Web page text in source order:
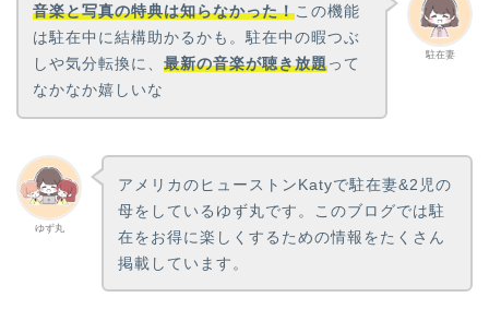
駐在妻
音楽と写真の特典は知らなかった！この機能
は駐在中に結構助かるかも。駐在中の暇つぶ
しや気分転換に、 最新の音楽が聴き放題って
なかなか嬉しいな
ゆず丸
アメリカのヒューストンKatyで駐在妻&2児の
母をしているゆず丸です。このブログでは駐
在をお得に楽しくするための情報をたくさん
掲載しています。